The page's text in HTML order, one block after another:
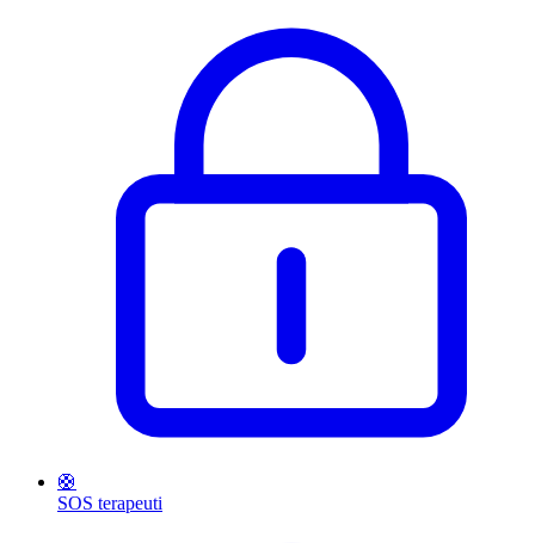
🛟
SOS terapeuti